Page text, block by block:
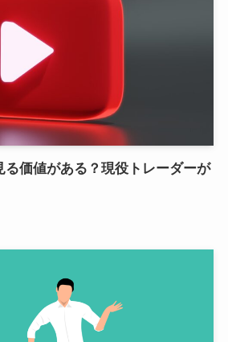
る価値がある？現役トレーダーが